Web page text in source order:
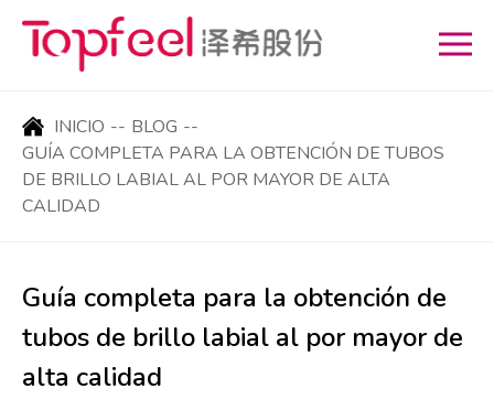
INICIO -- BLOG --
GUÍA COMPLETA PARA LA OBTENCIÓN DE TUBOS
DE BRILLO LABIAL AL POR MAYOR DE ALTA
CALIDAD
Guía completa para la obtención de
tubos de brillo labial al por mayor de
alta calidad